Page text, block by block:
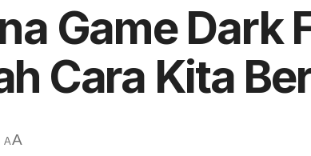
Game Dark
Cara Kita
AA